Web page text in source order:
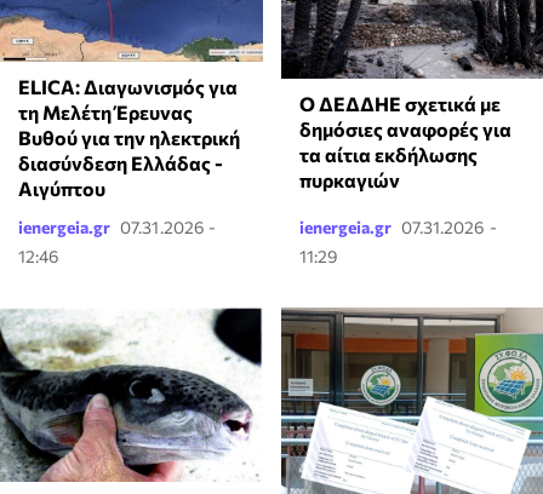
ELICA: Διαγωνισμός για
τη Μελέτη Έρευνας
Βυθού για την ηλεκτρική
διασύνδεση Ελλάδας -
Αιγύπτου
ienergeia.gr 07.31.2026 -
12:46
Ο ΔΕΔΔΗΕ σχετικά με
δημόσιες αναφορές για
τα αίτια εκδήλωσης
πυρκαγιών
ienergeia.gr 07.31.2026 -
11:29